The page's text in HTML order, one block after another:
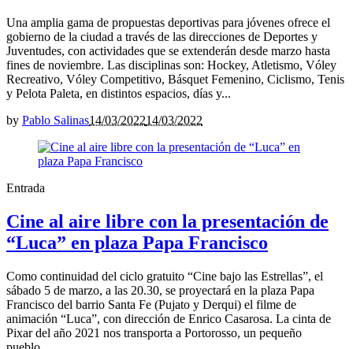
Una amplia gama de propuestas deportivas para jóvenes ofrece el
gobierno de la ciudad a través de las direcciones de Deportes y
Juventudes, con actividades que se extenderán desde marzo hasta
fines de noviembre. Las disciplinas son: Hockey, Atletismo, Vóley
Recreativo, Vóley Competitivo, Básquet Femenino, Ciclismo, Tenis
y Pelota Paleta, en distintos espacios, días y...
by Pablo Salinas14/03/202214/03/2022
Entrada
Cine al aire libre con la presentación de
“Luca” en plaza Papa Francisco
Como continuidad del ciclo gratuito “Cine bajo las Estrellas”, el
sábado 5 de marzo, a las 20.30, se proyectará en la plaza Papa
Francisco del barrio Santa Fe (Pujato y Derqui) el filme de
animación “Luca”, con dirección de Enrico Casarosa. La cinta de
Pixar del año 2021 nos transporta a Portorosso, un pequeño